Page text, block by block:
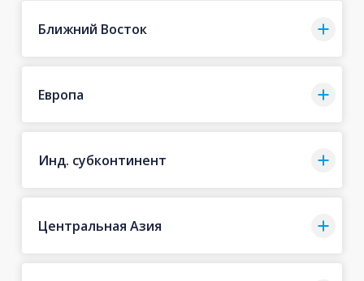
Ближний Восток
Европа
Инд. субконтинент
Центральная Азия